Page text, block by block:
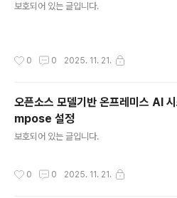
보호되어 있는 글입니다.
0 0 2025. 11. 21.
오픈소스 모델기반 온프레미스 AI
mpose 설정
보호되어 있는 글입니다.
0 0 2025. 11. 21.